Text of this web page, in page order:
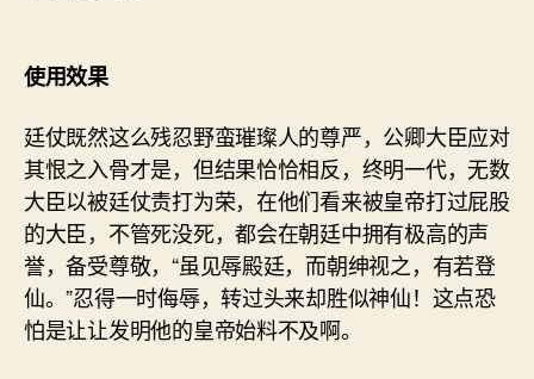
使用效果
廷仗既然这么残忍野蛮璀璨人的尊严，公卿大臣应对
其恨之入骨才是，但结果恰恰相反，终明一代，无数
大臣以被廷仗责打为荣，在他们看来被皇帝打过屁股
的大臣，不管死没死，都会在朝廷中拥有极高的声
誉，备受尊敬，“虽见辱殿廷，而朝绅视之，有若登
仙。”忍得一时侮辱，转过头来却胜似神仙！这点恐
怕是让让发明他的皇帝始料不及啊。